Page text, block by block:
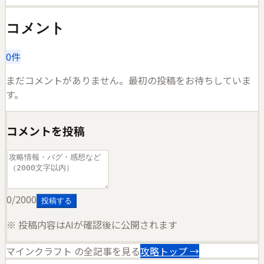
コメント
0件
まだコメントがありません。最初の投稿をお待ちしていま
す。
コメントを投稿
0/2000 投稿する
※ 投稿内容はAIが確認後に公開されます
マインクラフト の全記事を見る攻略トップ →